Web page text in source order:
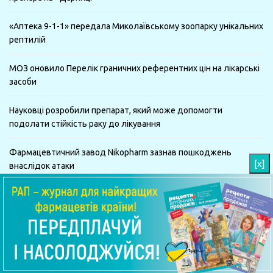
«Аптека 9-1-1» передала Миколаївському зоопарку унікальних
рептилій
МОЗ оновило Перелік граничних референтних цін на лікарські
засоби
Науковці розробили препарат, який може допомогти
подолати стійкість раку до лікування
Фармацевтичний завод Nikopharm зазнав пошкоджень
внаслідок атаки
Підписуйтесь на наші групи
[x]